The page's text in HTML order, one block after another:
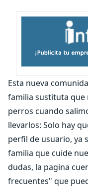
Esta nueva
familia sustituta que
perros cuando
llevarlos: Solo hay
perfil de usuario, ya
familia que cuide
dudas, la pagina
frecuentes" que